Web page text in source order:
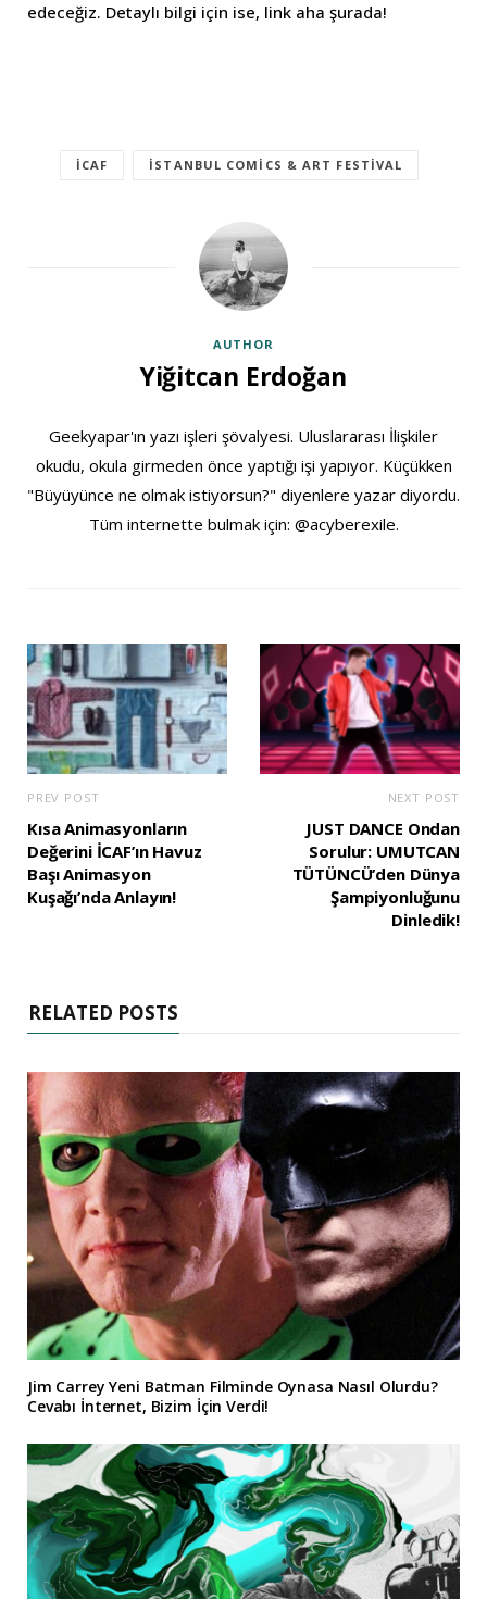
edeceğiz. Detaylı bilgi için ise, link aha şurada!
İCAF İSTANBUL COMICS & ART FESTIVAL
AUTHOR
Yiğitcan Erdoğan
Geekyapar'ın yazı işleri şövalyesi. Uluslararası İlişkiler
okudu, okula girmeden önce yaptığı işi yapıyor. Küçükken
"Büyüyünce ne olmak istiyorsun?" diyenlere yazar diyordu.
Tüm internette bulmak için: @acyberexile.
PREV POST
Kısa Animasyonların
Değerini İCAF’ın Havuz
Başı Animasyon
Kuşağı’nda Anlayın!
NEXT POST
JUST DANCE Ondan
Sorulur: UMUTCAN
TÜTÜNCÜ’den Dünya
Şampiyonluğunu
Dinledik!
RELATED POSTS
Jim Carrey Yeni Batman Filminde Oynasa Nasıl Olurdu?
Cevabı İnternet, Bizim İçin Verdi!